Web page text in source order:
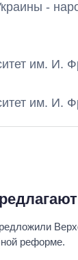
-
им. И.
им. И.
реформе.